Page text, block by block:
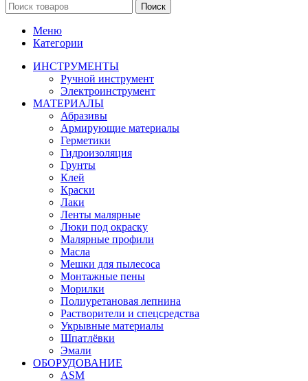
Поиск
Меню
Категории
ИНСТРУМЕНТЫ
Ручной инструмент
Электроинструмент
МАТЕРИАЛЫ
Абразивы
Армирующие материалы
Герметики
Гидроизоляция
Грунты
Клей
Краски
Лаки
Ленты малярные
Люки под окраску
Малярные профили
Масла
Мешки для пылесоса
Монтажные пены
Морилки
Полиуретановая лепнина
Растворители и спецсредства
Укрывные материалы
Шпатлёвки
Эмали
ОБОРУДОВАНИЕ
ASM